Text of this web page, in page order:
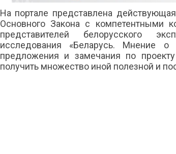
На портале представлена
Основного Закона с компетентными
представителей белорусского
исследования «Беларусь. Мнение
предложения и замечания по
получить множество иной полезной и